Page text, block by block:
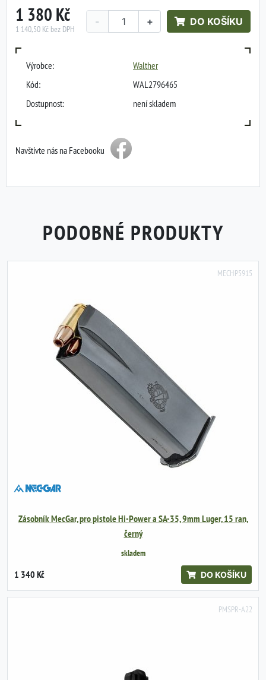
1 380 Kč
1 140,50 Kč bez DPH
+
- DO KOŠÍKU
Výrobce:
Walther
Kód:
WAL2796465
Dostupnost:
není skladem
Navštivte nás na Facebooku
PODOBNÉ PRODUKTY
MECHP5915
Zásobník MecGar, pro pistole Hi-Power a SA-35, 9mm Luger, 15 ran,
černý
skladem
1 340 Kč DO KOŠÍKU
PMSPR-A22